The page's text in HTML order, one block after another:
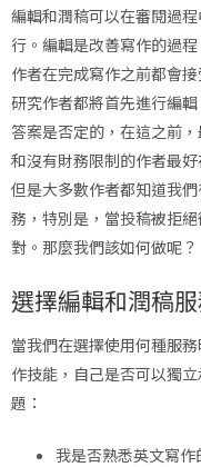
編輯和潤稿可以在審閱過
行。編輯是改善寫作的過
作者在完成寫作之前都會
研究作者都將首先進行編
答案是否定的，在這之前
和沒有財務限制的作者最
但是大多數作者都知道我
務，特別是，當投稿被拒
對。那麼我們該如何做呢？
選擇編輯和潤稿
當我們在選擇使用何種服
作技能，自己是否可以獨
題：
我是否熟悉英文寫作